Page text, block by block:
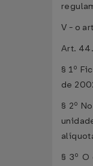
V - o
Art.
§ 1º
de
§ 2º
§ 3º